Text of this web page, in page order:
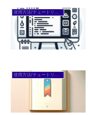
使用方法/チュートリアル
使用方法/チュートリアル